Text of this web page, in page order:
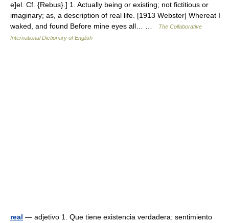
e]el. Cf. {Rebus}.] 1. Actually being or existing; not fictitious or
imaginary; as, a description of real life. [1913 Webster] Whereat I
waked, and found Before mine eyes all… …
The Collaborative
International Dictionary of English
real — adjetivo 1. Que tiene existencia verdadera: sentimiento